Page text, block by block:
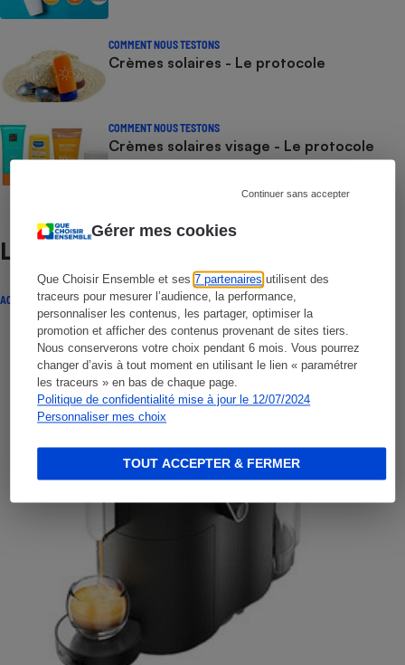
Gérer mes cookies
Que Choisir Ensemble et ses7 partenaires utilisent des
traceurs pour mesurer l’audience, la performance,
personnaliser les contenus, les partager, optimiser la
promotion et afficher des contenus provenant de sites tiers.
Nous conserverons votre choix pendant 6 mois. Vous pourrez
changer d’avis à tout moment en utilisant le lien « paramétrer
les traceurs » en bas de chaque page.
Politique de confidentialité mise à jour le 12/07/2024
Personnaliser mes choix
Continuer sans accepter
TOUT ACCEPTER & FERMER
COMMENT NOUS TESTONS
Crèmes solaires - Le protocole
COMMENT NOUS TESTONS
Crèmes solaires visage - Le protocole
Lire aussi
ACTUALITÉ